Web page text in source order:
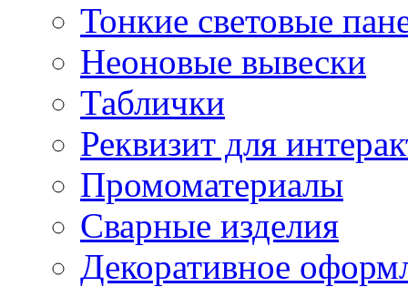
Тонкие световые
Неоновые вывески
Таблички
Реквизит для
Промоматериалы
Сварные изделия
Декоративное